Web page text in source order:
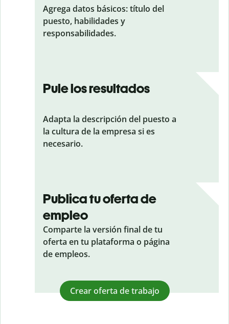
Agrega datos básicos: título del
puesto, habilidades y
responsabilidades.
Pule los resultados
Adapta la descripción del puesto a
la cultura de la empresa si es
necesario.
Publica tu oferta de
empleo
Comparte la versión final de tu
oferta en tu plataforma o página
de empleos.
Crear oferta de trabajo